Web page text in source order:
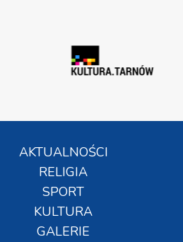
AKTUALNOŚCI
RELIGIA
SPORT
KULTURA
GALERIE